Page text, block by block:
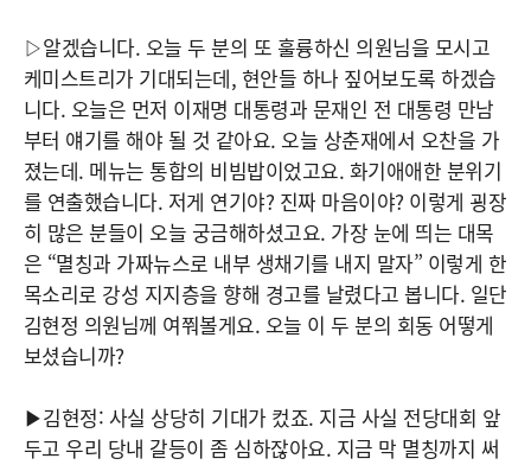
▷알겠습니다. 오늘 두 분의 또 훌륭하신 의원님을 모시고
케미스트리가 기대되는데, 현안들 하나 짚어보도록 하겠습
니다. 오늘은 먼저 이재명 대통령과 문재인 전 대통령 만남
부터 얘기를 해야 될 것 같아요. 오늘 상춘재에서 오찬을 가
졌는데. 메뉴는 통합의 비빔밥이었고요. 화기애애한 분위기
를 연출했습니다. 저게 연기야? 진짜 마음이야? 이렇게 굉장
히 많은 분들이 오늘 궁금해하셨고요. 가장 눈에 띄는 대목
은 “멸칭과 가짜뉴스로 내부 생채기를 내지 말자” 이렇게 한
목소리로 강성 지지층을 향해 경고를 날렸다고 봅니다. 일단
김현정 의원님께 여쭤볼게요. 오늘 이 두 분의 회동 어떻게
보셨습니까?
▶김현정: 사실 상당히 기대가 컸죠. 지금 사실 전당대회 앞
두고 우리 당내 갈등이 좀 심하잖아요. 지금 막 멸칭까지 써